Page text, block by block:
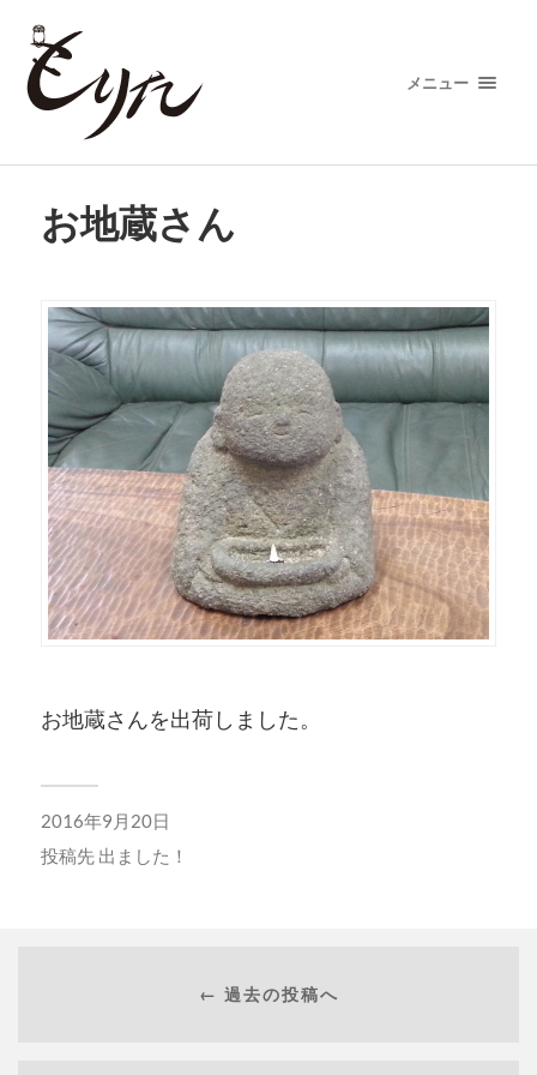
メニュー
お地蔵さん
お地蔵さんを出荷しました。
2016年9月20日
投稿先 出ました！
← 過去の投稿へ